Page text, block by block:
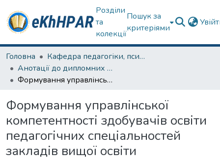
Розділи
та
колекції
Пошук за
критеріями
Головна
Кафедра педагогіки, психології, початкової освіти та освітнього менеджменту
Анотації до дипломних робіт
Формування управлінської компетентності здобувачів освіти педагогічних спеціальностей закладів вищої освіти
Формування управлінської
компетентності здобувачів освіти
педагогічних спеціальностей
закладів вищої освіти